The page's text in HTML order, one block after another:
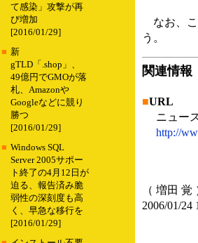
て感染」攻撃が再
び増加
[2016/01/29]
■ 新
gTLD「.shop」、
49億円でGMOが落
札、Amazonや
Googleなどに競り
勝つ
[2016/01/29]
■ Windows SQL
Server 2005サポー
ト終了の4月12日が
迫る、報告済み脆
弱性の深刻度も高
く、早急な移行を
[2016/01/29]
なお、こ
う。
関連情報
■URL
ニュー
http://
（ 増田 覚
2006/01/24